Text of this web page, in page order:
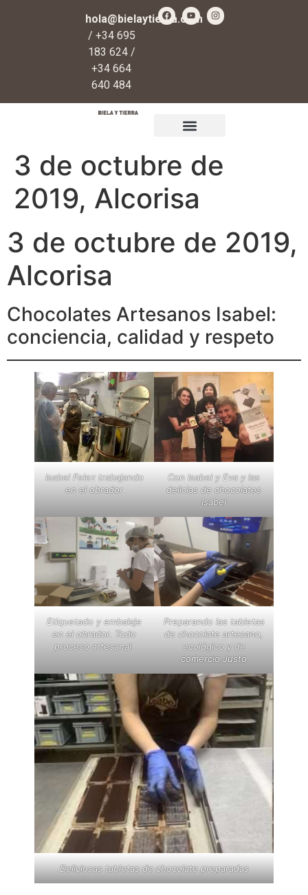
hola@bielaytierra.com
/ +34 695
183 624 /
+34 664
640 484
3 de octubre de
2019, Alcorisa
3 de octubre de 2019,
Alcorisa
Chocolates Artesanos Isabel:
conciencia, calidad y respeto
Isabel Felez trabajando
en el obrador
Con Isabel y Eva y las
delicias de chocolates
Isabel
Etiquetado y embalaje
en el obrador. Todo
proceso artesanal.
Preparando las tabletas
de chocolate artesano,
ecológico y de
comercio Justo
Deliciosas tabletas de chocolate preparadas